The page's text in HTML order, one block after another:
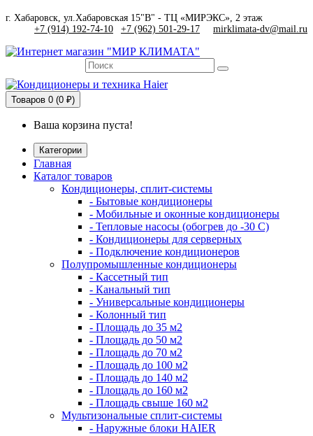
г. Хабаровск, ул.Хабаровская 15"В" - ТЦ «МИРЭКС», 2 этаж
+7 (914) 192-74-10
+7 (962) 501-29-17 mirklimata-dv@mail.ru
Товаров 0 (0 ₽)
Ваша корзина пуста!
Категории
Главная
Каталог товаров
Кондиционеры, сплит-системы
- Бытовые кондиционеры
- Мобильные и оконные кондиционеры
- Тепловые насосы (обогрев до -30 C)
- Кондиционеры для серверных
- Подключение кондиционеров
Полупромышленные кондиционеры
- Кассетный тип
- Канальный тип
- Универсальные кондиционеры
- Колонный тип
- Площадь до 35 м2
- Площадь до 50 м2
- Площадь до 70 м2
- Площадь до 100 м2
- Площадь до 140 м2
- Площадь до 160 м2
- Площадь свыше 160 м2
Мультизональные сплит-системы
- Наружные блоки HAIER